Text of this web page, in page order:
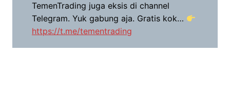
TemenTrading juga eksis di channel
Telegram. Yuk gabung aja. Gratis kok…
https://t.me/tementrading